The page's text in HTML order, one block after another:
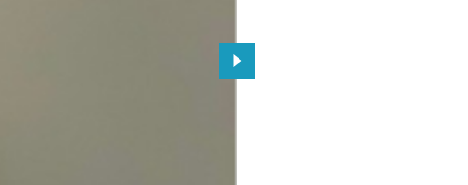
Przejdź do kolejnego zdjęcia.